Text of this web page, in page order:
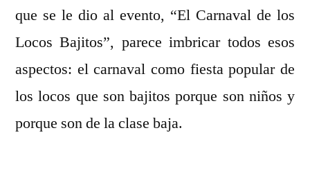
que se le dio al evento, “El Carnaval de los
Locos Bajitos”, parece imbricar todos esos
aspectos: el carnaval como fiesta popular de
los locos que son bajitos porque son niños y
porque son de la clase baja.